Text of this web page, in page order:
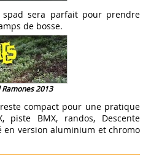
spad sera parfait pour prendre
de bosse.
2013
compact pour une pratique
piste BMX, randos, Descente
en version aluminium et chromo